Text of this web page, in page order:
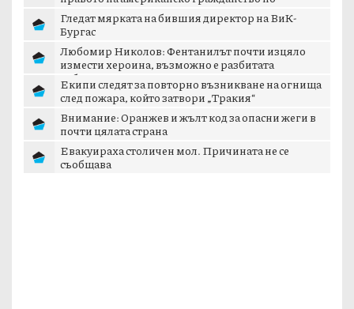
Доналд Тръмп прави пореден опит да ограничи
правото на американско гражданство по
рождение
Гледат мярката на бившия директор на ВиК-
Бургас
Любомир Николов: Фентанилът почти изцяло
измести хероина, възможно е разбитата
лаборатория...
Екипи следят за повторно възникване на огнища
след пожара, който затвори „Тракия“
Внимание: Оранжев и жълт код за опасни жеги в
почти цялата страна